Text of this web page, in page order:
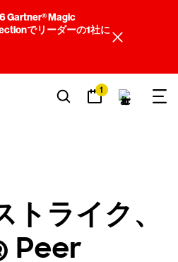
Gartner® Magic
でリーダーの1社に
1
ライク、
Peer